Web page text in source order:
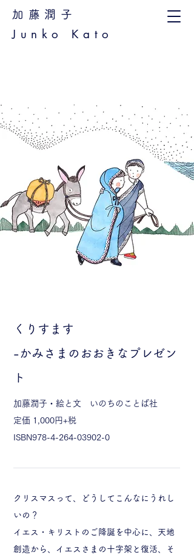
加藤潤子
Junko Kato
くりすます
​-かみさまのおおきなプレゼン
ト
加藤潤子・絵と文
いのちのことば社
定価 1,000円+税
ISBN978-4-264-03902-0
クリスマスって、どうしてこんなにうれし
いの？
イエス・キリストのご降誕を中心に、天地
創造から、イエスさまの十字架と復活、そ